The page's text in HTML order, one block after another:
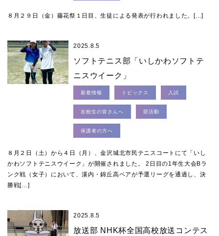
８月２９日（金）藤花祭１日目、生徒による発表が行われました。[…]
2025.8.5
ソフトテニス部「いしかわソフトテ
ニスウイーク」
新着情報 トピックス 入試
在校生の皆さんへ 部活動
保護者の方へ
８月２日（土）から４日（月）、金沢城北市民テニスコートにて「いし
かわソフトテニスウイーク」が開催されました。 2日目の1年生大会Bラ
ンク戦（女子）において、溪内・錦丘高ペアが予選リーグを通過し、決
勝戦[…]
2025.8.5
放送部 NHK杯全国高校放送コンテス